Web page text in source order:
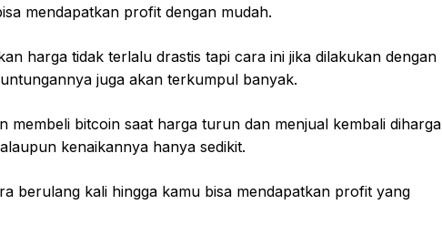
mendapatkan profit dengan mudah.
harga tidak terlalu drastis tapi cara ini jika dilakukan dengan
juga akan terkumpul banyak.
membeli bitcoin saat harga turun dan menjual kembali diharga
kenaikannya hanya sedikit.
berulang kali hingga kamu bisa mendapatkan profit yang